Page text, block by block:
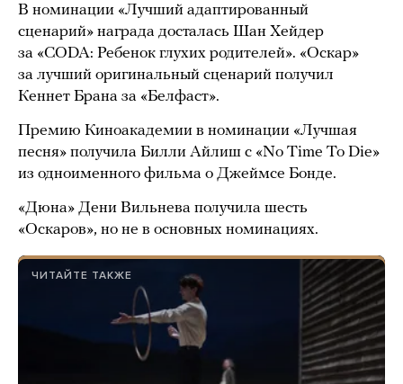
В номинации «Лучший адаптированный
сценарий» награда досталась Шан Хейдер
за «CODA: Ребенок глухих родителей». «Оскар»
за лучший оригинальный сценарий получил
Кеннет Брана за «Белфаст».
Премию Киноакадемии в номинации «Лучшая
песня» получила Билли Айлиш с «No Time To Die»
из одноименного фильма о Джеймсе Бонде.
«Дюна» Дени Вильнева получила шесть
«Оскаров», но не в основных номинациях.
ЧИТАЙТЕ ТАКЖЕ